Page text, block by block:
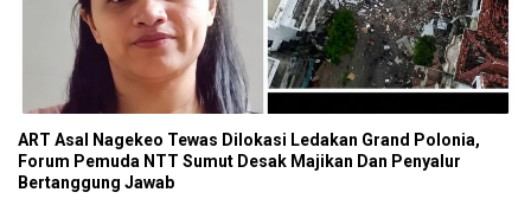
ART Asal Nagekeo Tewas Dilokasi Ledakan Grand Polonia,
Forum Pemuda NTT Sumut Desak Majikan Dan Penyalur
Bertanggung Jawab